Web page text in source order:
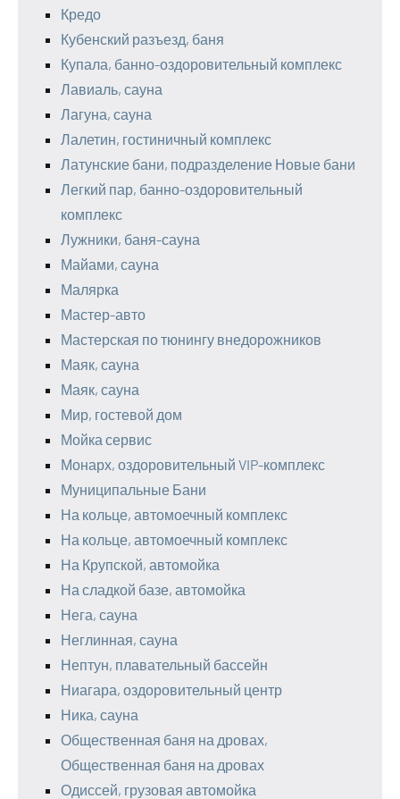
Кредо
Кубенский разъезд, баня
Купала, банно-оздоровительный комплекс
Лавиаль, сауна
Лагуна, сауна
Лалетин, гостиничный комплекс
Латунские бани, подразделение Новые бани
Легкий пар, банно-оздоровительный
комплекс
Лужники, баня-сауна
Майами, сауна
Малярка
Мастер-авто
Мастерская по тюнингу внедорожников
Маяк, сауна
Маяк, сауна
Мир, гостевой дом
Мойка сервис
Монарх, оздоровительный VIP-комплекс
Муниципальные Бани
На кольце, автомоечный комплекс
На кольце, автомоечный комплекс
На Крупской, автомойка
На сладкой базе, автомойка
Нега, сауна
Неглинная, сауна
Нептун, плавательный бассейн
Ниагара, оздоровительный центр
Ника, сауна
Общественная баня на дровах,
Общественная баня на дровах
Одиссей, грузовая автомойка